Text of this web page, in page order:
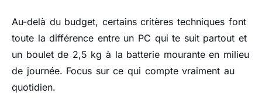
Au-delà du budget, certains critères techniques font
toute la différence entre un PC qui te suit partout et
un boulet de 2,5 kg à la batterie mourante en milieu
de journée. Focus sur ce qui compte vraiment au
quotidien.